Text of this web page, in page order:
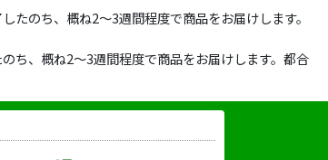
のち、概ね2～3週間程度で商品をお届けします。
ち、概ね2～3週間程度で商品をお届けします。都合